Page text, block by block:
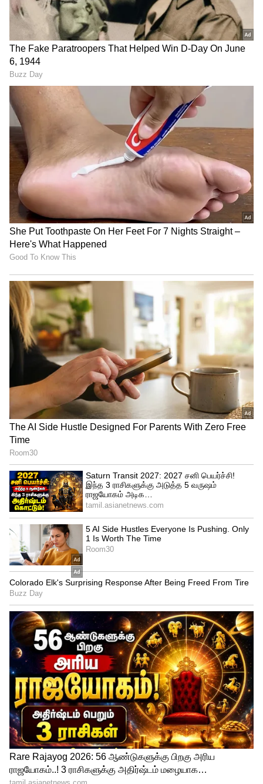
ஒரு பாவமும் செய்யாத குழந்தைகள்
மற்றவர்கள் செய்யும் குற்றத்திற்காக
தண்டிக்கப்படக்கூடாது. அதற்காகத் தான்
நான் மத்திய சுகாதாரத்துறை அமைச்சராக
இருந்த போது, பல்வேறு தடைகளைத்
தகர்த்து பொது இடங்களில் புகைக்க தடை
விதிக்கும் சட்டத்தை நிறைவேற்றினேன்.
புகைத்தடை சட்டம் முறையாக
செயல்படுத்தப்படாதது தான் அனைத்து
சிக்கல்களுக்கும் காரணம் ஆகும்.
காந்தியடிகளின் பிறந்தநாளில்
நடைமுறைப்படுத்தப்பட்ட அந்த சட்டத்தை,
அவரது நினைவு நாளான
இன்றிலிருந்தாவது கடுமையாக
செயல்படுத்த வேண்டும்; குழந்தைகளைக்
காக்க வேண்டும் என்று அன்புமணி
கூறியுள்ளார்.
தமிழ்நாடு பட்ஜெட் கூட்டத்தொடர்:
சபாநாயகர் ஜே.சி.டி. பிரபாகரன்
செய்தியாளர் சந்திப்பு